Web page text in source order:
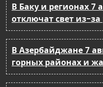
В Баку и регионах 7
отключат свет из-
В Азербайджане 7
горных районах и